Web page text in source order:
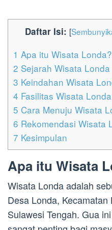
Daftar Isi: [
1 Apa itu Wisata Londa?
2 Sejarah Wisata Londa
3 Keindahan Wisata
4 Fasilitas Wisata Londa
5 Cara Menuju Wisata
6 Rekomendasi Wisata
7 Kesimpulan
Apa itu Wisata
Wisata Londa adalah
Desa Londa,
Sulawesi Tengah. Gua